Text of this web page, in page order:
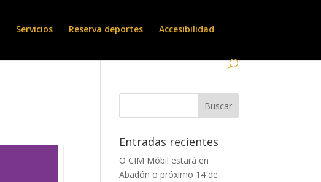
Servicios Reserva deportes Accesibilidad
Entradas recientes
O CIM Móbil estará en
Abadón o próximo 14 de